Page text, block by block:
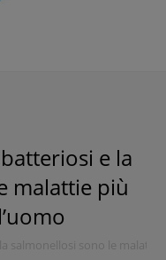
e la
malattie più
salmonellosi sono le